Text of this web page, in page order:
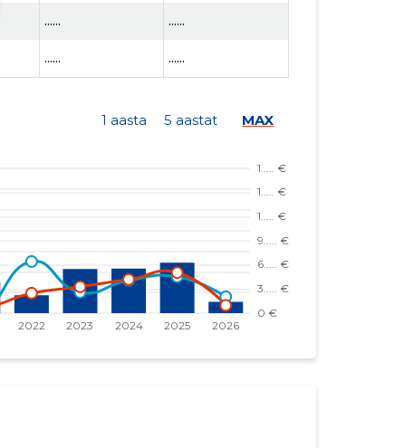
...... ......
...... ......
1 aasta 5 aastat MAX